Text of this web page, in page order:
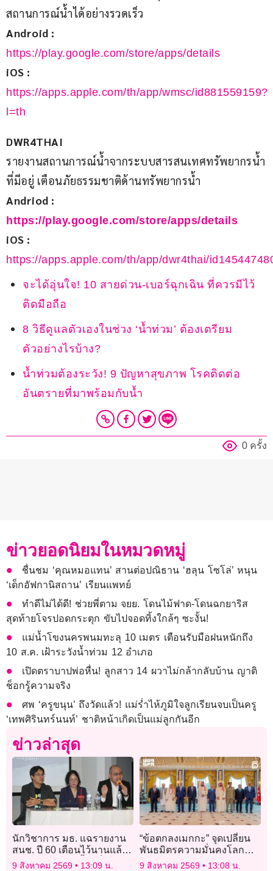
สถานการณ์น้ำได้อย่างรวดเร็ว
Android :
https://play.google.com/store/apps/details
iOS :
https://apps.apple.com/th/app/wmsc/id881559159?
l=th
DWR4THAI
รายงานสถานการณ์น้ำจากระบบสารสนเทศทรัพยากรน้ำ
ที่มีอยู่ เตือนภัยธรรมชาติด้านทรัพยากรน้ำ
Andriod :
https://play.google.com/store/apps/details
iOS :
https://apps.apple.com/th/app/dwr4thai/
จะได้อุ่นใจ! 10 สายด่วน-เบอร์ฉุกเฉิน ที่ควรมีไว้
ติดมือถือ
8 วิธีดูแลตัวเองในช่วง ‘น้ำท่วม’ ต้องเตรียม
ตัวอย่างไรบ้าง?
น้ำท่วมต้องระวัง! 9 ปัญหาสุขภาพ โรคติดต่อ
อันตรายที่มาพร้อมกับน้ำ
0 ครั้ง
ข่าวยอดนิยมในหมวดหมู่
ชื่นชม ‘คุณหมอแทน’ สานต่อปณิธาน ‘ฮลุน โซโล่’ หนุน
‘เด็กอัฟกานิสถาน’ เรียนแพทย์
ทำดีไม่ได้ดี! ช่วยพี่ตาม จยย. โดนไม้ฟาด-โดนฉกยาริส
สุดท้ายโจรปอดกระตุก ขับไปจอดทิ้งใกล้ๆ ซะงั้น!
แม่น้ำโขงนครพนมทะลุ 10 เมตร เตือนรับมือฝนหนักถึง
10 ส.ค. เฝ้าระวังน้ำท่วม 12 อำเภอ
เปิดตราบาปพ่อหื่น! ลูกสาว 14 ผวาไม่กล้ากลับบ้าน ญาติ
ช็อกรู้ความจริง
ศพ ‘ครูขนุน’ ถึงวัดแล้ว! แม่ร่ำไห้ภูมิใจลูกเรียนจบเป็นครู
‘เทพศิรินทร์นนท์’ ชาติหน้าเกิดเป็นแม่ลูกกันอีก
ข่าวล่าสุด
นักวิชาการ มธ. แฉรายงาน
สนช. ปี 60 เตือนไว้นานแล้ว
ระบบเลือก สว. เอื้อบล็อก
9 สิงหาคม 2569 13:09 น.
“ข้อตกลงเมกกะ” จุดเปลี่ยน
พันธมิตรความมั่นคงโลก
มุสลิม
9 สิงหาคม 2569 13:08 น.